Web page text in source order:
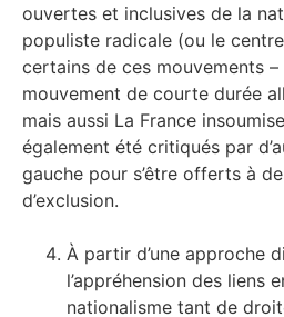
ouvertes et inclusives de la
populiste radicale (ou le
certains de ces mouvements
mouvement de courte durée
mais aussi La France
également été critiqués par
gauche pour s’être offerts à
d’exclusion.
À partir d’une approche
l’appréhension des liens
nationalisme tant de